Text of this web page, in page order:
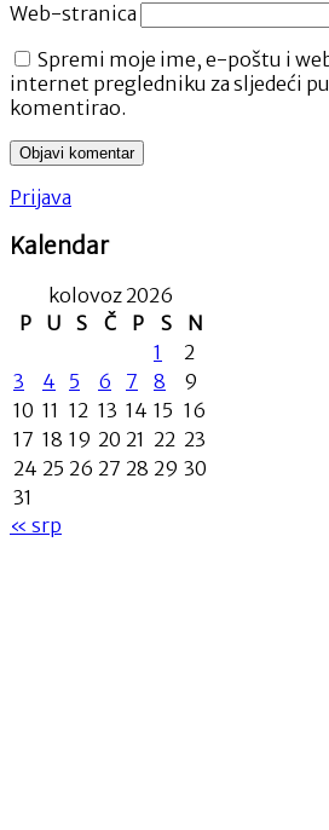
Web-stranica
Spremi moje ime, e-poštu i
internet pregledniku za sljedeći
komentirao.
Prijava
Kalendar
kolovoz 2026
P
U S Č P S
N
1
2
3
4 5 6 7 8
9
10 11 12 13 14 15 16
17 18 19 20 21 22 23
24 25 26 27 28 29 30
31
« srp